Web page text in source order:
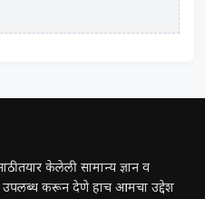
तयार केलेली सामान्य ज्ञान व
उपलब्ध करून देणे हाच आमचा उद्देश